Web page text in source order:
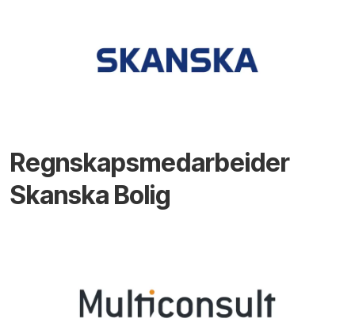
Regnskapsmedarbeider
Skanska Bolig